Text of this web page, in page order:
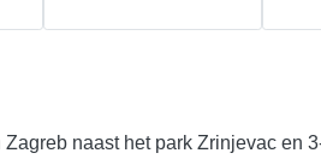
naast het park Zrinjevac en